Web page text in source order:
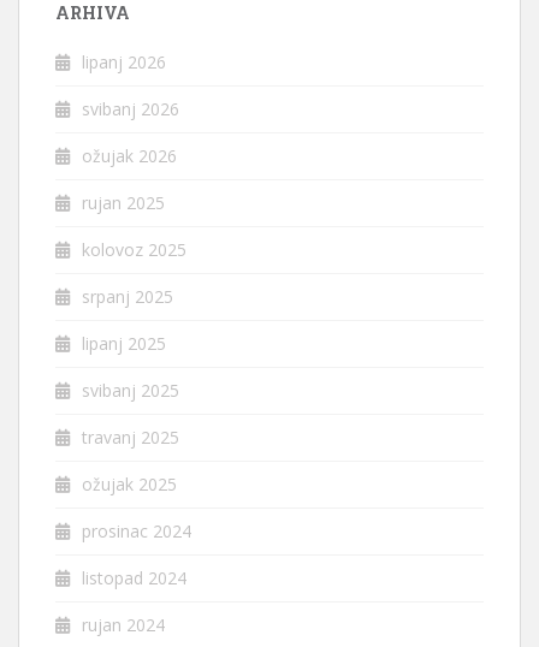
ARHIVA
lipanj 2026
svibanj 2026
ožujak 2026
rujan 2025
kolovoz 2025
srpanj 2025
lipanj 2025
svibanj 2025
travanj 2025
ožujak 2025
prosinac 2024
listopad 2024
rujan 2024